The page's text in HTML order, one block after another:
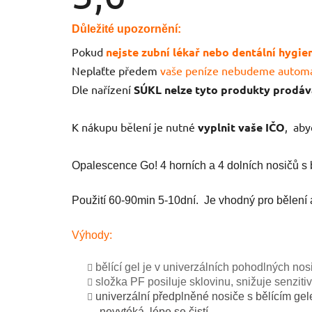
3,6
z
hvězdiček.
Důležité upozornění:
Pokud nejste zubní lékař nebo dentální
Neplaťte předem vaše peníze nebudeme
Dle nařízení SÚKL nelze tyto produkty
K nákupu bělení je nutné vyplnit vaše IČO ,
Opalescence Go! 4 horních a 4 dolních nosičů
Použití 60-90min 5-10dní. Je vhodný pro
Výhody:
bělící gel je v univerzálních pohodlných
složka PF posiluje sklovinu, snižuje
univerzální předplněné nosiče s bělícím